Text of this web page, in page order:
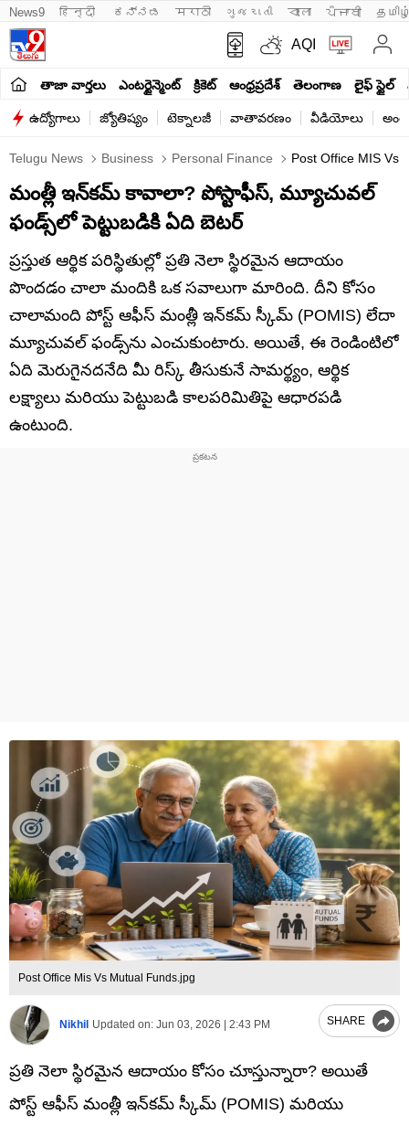
News9 हिन्दी ಕನ್ನಡ मराठी ગુજરાતી বাংলা ਪੰਜਾਬੀ
AQI
తాజా వార్తలు ఎంటర్టైన్మెంట్ క్రికెట్ ఆంధ్రప్రదేశ్ తెలంగాణ లైఫ్ స్టైల్
ఉద్యోగాలు జ్యోతిష్యం టెక్నాలజీ వాతావరణం వీడియోలు
Telugu News Business Personal Finance Post Office MIS Vs
మంత్లీ ఇన్‌కమ్ కావాలా? పోస్టాఫీస్, మ్యూచువల్
ఫండ్స్‌లో పెట్టుబడికి ఏది బెటర్
ప్రస్తుత ఆర్థిక పరిస్థితుల్లో ప్రతి నెలా స్థిరమైన ఆదాయం
పొందడం చాలా మందికి ఒక సవాలుగా మారింది. దీని కోసం
చాలామంది పోస్ట్ ఆఫీస్ మంత్లీ ఇన్‌కమ్ స్కీమ్ (POMIS) లేదా
మ్యూచువల్ ఫండ్స్‌ను ఎంచుకుంటారు. అయితే, ఈ రెండింటిలో
ఏది మెరుగైనదనేది మీ రిస్క్ తీసుకునే సామర్థ్యం, ఆర్థిక
లక్ష్యాలు మరియు పెట్టుబడి కాలపరిమితిపై ఆధారపడి
ఉంటుంది.
Post Office Mis Vs Mutual Funds.jpg
Nikhil Updated on: Jun 03, 2026 | 2:43 PM SHARE
ప్రతి నెలా స్థిరమైన ఆదాయం కోసం చూస్తున్నారా? అయితే
పోస్ట్ ఆఫీస్ మంత్లీ ఇన్‌కమ్ స్కీమ్ (POMIS) మరియు